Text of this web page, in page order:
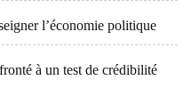
l’économie politique
à un test de crédibilité